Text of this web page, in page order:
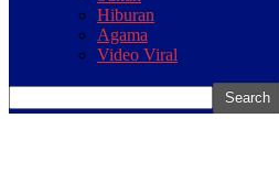
Hiburan
Agama
Video Viral